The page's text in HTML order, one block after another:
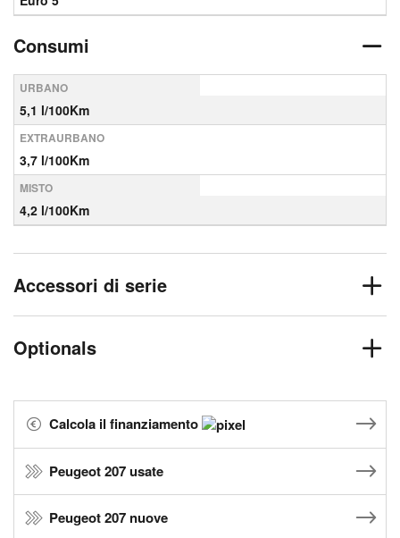
Consumi
URBANO
5,1 l/100Km
EXTRAURBANO
3,7 l/100Km
MISTO
4,2 l/100Km
Accessori di serie
Optionals
Calcola il finanziamento
Peugeot 207 usate
Peugeot 207 nuove